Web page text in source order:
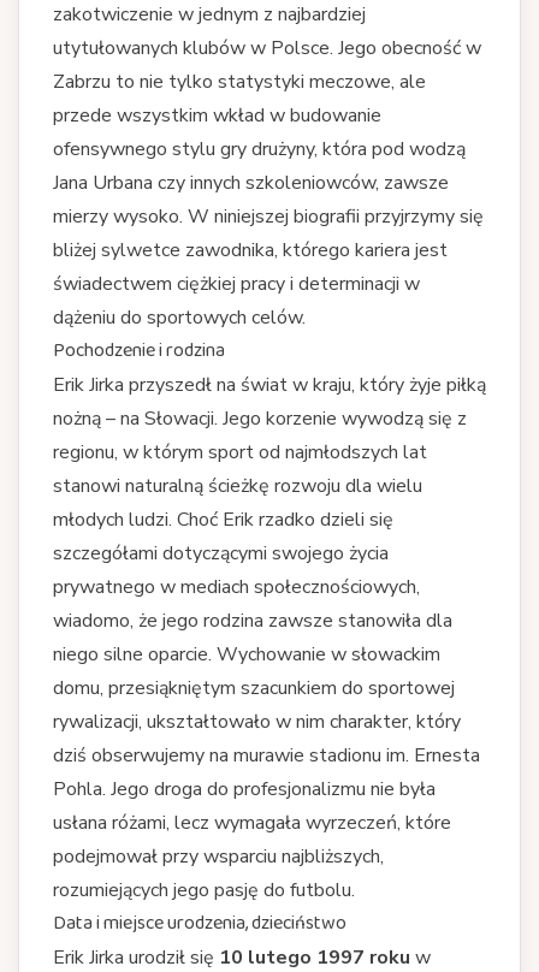
zakotwiczenie w jednym z najbardziej
utytułowanych klubów w Polsce. Jego obecność w
Zabrzu to nie tylko statystyki meczowe, ale
przede wszystkim wkład w budowanie
ofensywnego stylu gry drużyny, która pod wodzą
Jana Urbana czy innych szkoleniowców, zawsze
mierzy wysoko. W niniejszej biografii przyjrzymy się
bliżej sylwetce zawodnika, którego kariera jest
świadectwem ciężkiej pracy i determinacji w
dążeniu do sportowych celów.
Pochodzenie i rodzina
Erik Jirka przyszedł na świat w kraju, który żyje piłką
nożną – na Słowacji. Jego korzenie wywodzą się z
regionu, w którym sport od najmłodszych lat
stanowi naturalną ścieżkę rozwoju dla wielu
młodych ludzi. Choć Erik rzadko dzieli się
szczegółami dotyczącymi swojego życia
prywatnego w mediach społecznościowych,
wiadomo, że jego rodzina zawsze stanowiła dla
niego silne oparcie. Wychowanie w słowackim
domu, przesiąkniętym szacunkiem do sportowej
rywalizacji, ukształtowało w nim charakter, który
dziś obserwujemy na murawie stadionu im. Ernesta
Pohla. Jego droga do profesjonalizmu nie była
usłana różami, lecz wymagała wyrzeczeń, które
podejmował przy wsparciu najbliższych,
rozumiejących jego pasję do futbolu.
Data i miejsce urodzenia, dzieciństwo
Erik Jirka urodził się 10 lutego 1997 roku w